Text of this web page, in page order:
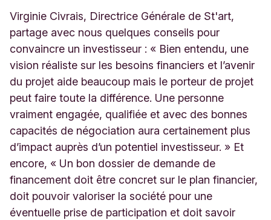
Virginie Civrais, Directrice Générale de St'art,
partage avec nous quelques conseils pour
convaincre un investisseur : « Bien entendu, une
vision réaliste sur les besoins financiers et l’avenir
du projet aide beaucoup mais le porteur de projet
peut faire toute la différence. Une personne
vraiment engagée, qualifiée et avec des bonnes
capacités de négociation aura certainement plus
d’impact auprès d’un potentiel investisseur. » Et
encore, « Un bon dossier de demande de
financement doit être concret sur le plan financier,
doit pouvoir valoriser la société pour une
éventuelle prise de participation et doit savoir